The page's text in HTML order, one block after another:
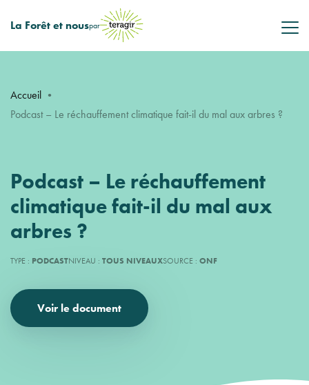
La Forêt et nouspar
Accueil •
Podcast – Le réchauffement climatique fait-il du mal aux arbres ?
Podcast – Le réchauffement
climatique fait-il du mal aux
arbres ?
TYPE : PODCASTNIVEAU : TOUS NIVEAUXSOURCE : ONF
Voir le document